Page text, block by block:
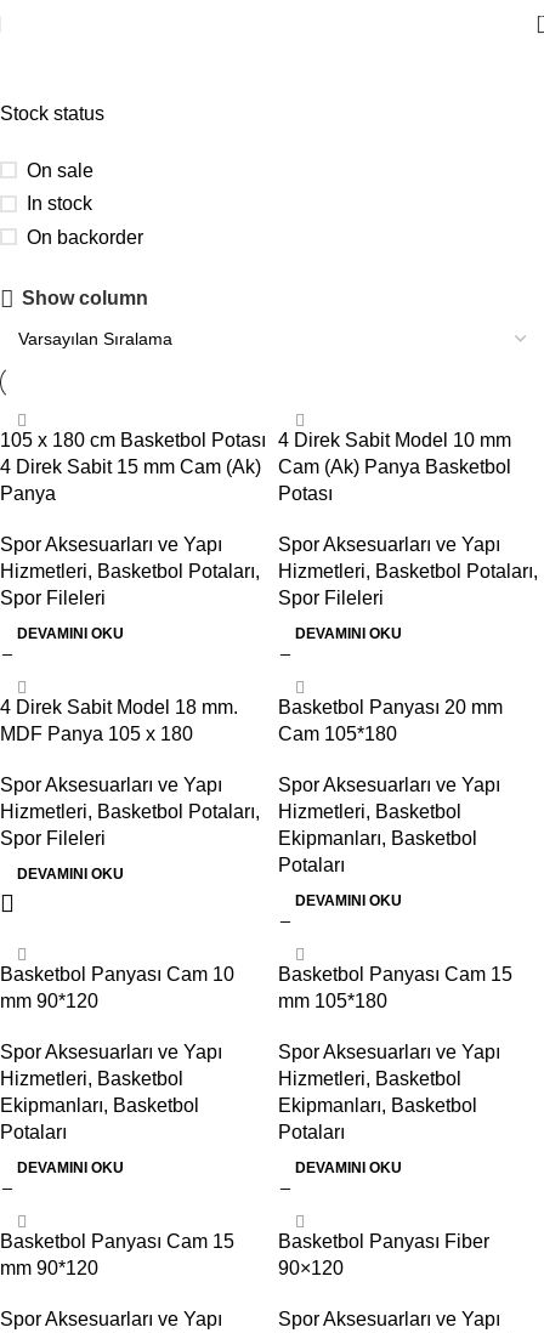
Stock status
On sale
In stock
On backorder
Güvenlik Filesi İndirimi
Show column
105 x 180 cm Basketbol Potası
4 Direk Sabit 15 mm Cam (Ak)
Panya
Spor Aksesuarları ve Yapı
Hizmetleri, Basketbol Potaları,
Spor Fileleri
DEVAMINI OKU
4 Direk Sabit Model 10 mm
Cam (Ak) Panya Basketbol
Potası
Spor Aksesuarları ve Yapı
Hizmetleri, Basketbol Potaları,
Spor Fileleri
DEVAMINI OKU
4 Direk Sabit Model 18 mm.
MDF Panya 105 x 180
Spor Aksesuarları ve Yapı
Hizmetleri, Basketbol Potaları,
Spor Fileleri
DEVAMINI OKU
Basketbol Panyası 20 mm
Cam 105*180
Spor Aksesuarları ve Yapı
Hizmetleri, Basketbol
Ekipmanları, Basketbol
Potaları
DEVAMINI OKU
Basketbol Panyası Cam 10
mm 90*120
Spor Aksesuarları ve Yapı
Hizmetleri, Basketbol
Ekipmanları, Basketbol
Potaları
DEVAMINI OKU
Basketbol Panyası Cam 15
mm 105*180
Spor Aksesuarları ve Yapı
Hizmetleri, Basketbol
Ekipmanları, Basketbol
Potaları
DEVAMINI OKU
Basketbol Panyası Cam 15
mm 90*120
Spor Aksesuarları ve Yapı
Basketbol Panyası Fiber
90×120
Spor Aksesuarları ve Yapı